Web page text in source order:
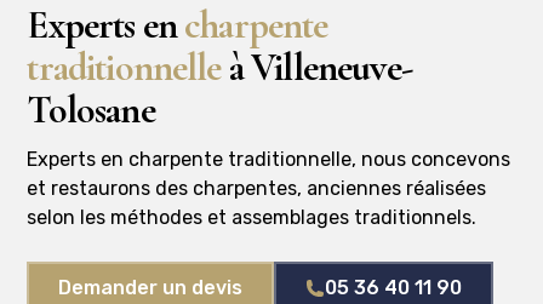
Experts encharpente
traditionnelleà Villeneuve-
Tolosane
Experts en charpente traditionnelle, nous concevons
et restaurons des charpentes, anciennes réalisées
selon les méthodes et assemblages traditionnels.
Demander un devis 05 36 40 11 90